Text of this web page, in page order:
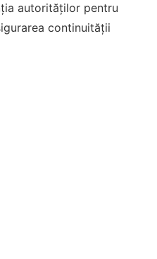
autorităților pentru
continuității